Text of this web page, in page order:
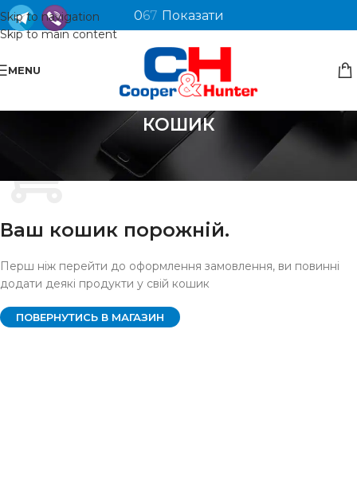
Skip to navigation
Skip to main content
067 Показати
MENU
КОШИК
Ваш кошик порожній.
Перш ніж перейти до оформлення замовлення, ви повинні
додати деякі продукти у свій кошик
ПОВЕРНУТИСЬ В МАГАЗИН